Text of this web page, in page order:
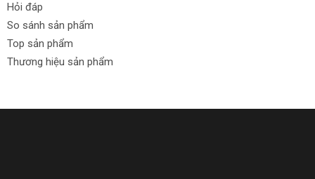
Hỏi đáp
So sánh sản phẩm
Top sản phẩm
Thương hiệu sản phẩm